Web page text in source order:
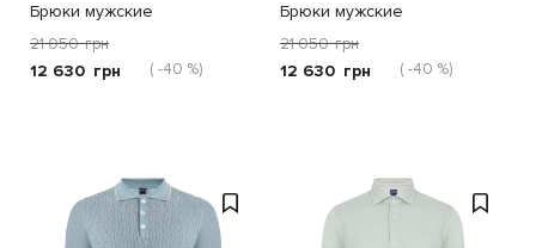
Брюки мужские
21 050 грн
12 630 грн ( -40 %)
Брюки мужские
21 050 грн
12 630 грн ( -40 %)